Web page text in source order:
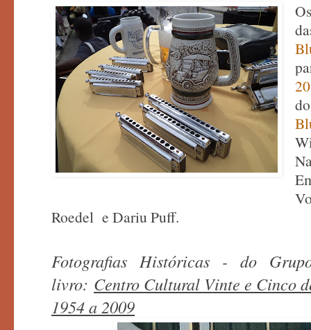
do
Roedel e Dariu Puff.
Fotografias Históricas - do
livro: Centro Cultural Vinte e Cinco
1954 a 2009